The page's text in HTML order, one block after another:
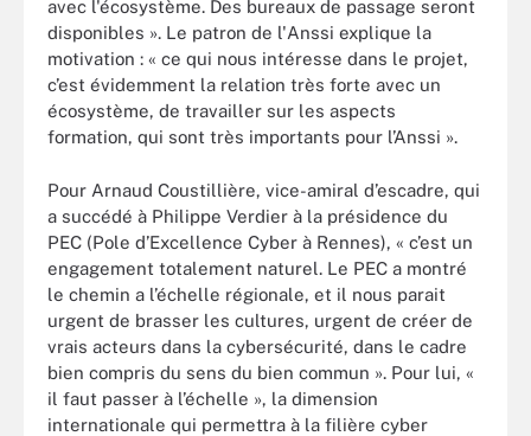
avec l'écosystème. Des bureaux de passage seront
disponibles ». Le patron de l'Anssi explique la
motivation : « ce qui nous intéresse dans le projet,
c’est évidemment la relation très forte avec un
écosystème, de travailler sur les aspects
formation, qui sont très importants pour l’Anssi ».
Pour Arnaud Coustillière, vice-amiral d’escadre, qui
a succédé à Philippe Verdier à la présidence du
PEC (Pole d’Excellence Cyber à Rennes), « c’est un
engagement totalement naturel. Le PEC a montré
le chemin a l’échelle régionale, et il nous parait
urgent de brasser les cultures, urgent de créer de
vrais acteurs dans la cybersécurité, dans le cadre
bien compris du sens du bien commun ». Pour lui, «
il faut passer à l’échelle », la dimension
internationale qui permettra à la filière cyber